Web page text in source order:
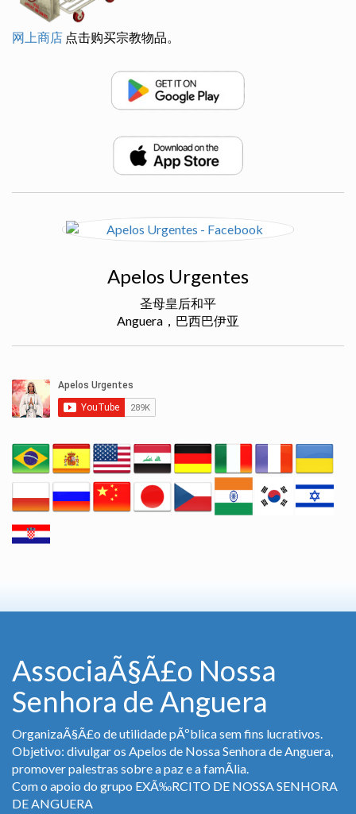
网上商店 点击购买宗教物品。
Apelos Urgentes
圣母皇后和平
Anguera，巴西巴伊亚
AssociaÃ§Ã£o Nossa
Senhora de Anguera
OrganizaÃ§Ã£o de utilidade pÃºblica sem fins lucrativos.
Objetivo: divulgar os Apelos de Nossa Senhora de Anguera,
promover palestras sobre a paz e a famÃ­lia.
Com o apoio do grupo EXÃ‰RCITO DE NOSSA SENHORA
DE ANGUERA